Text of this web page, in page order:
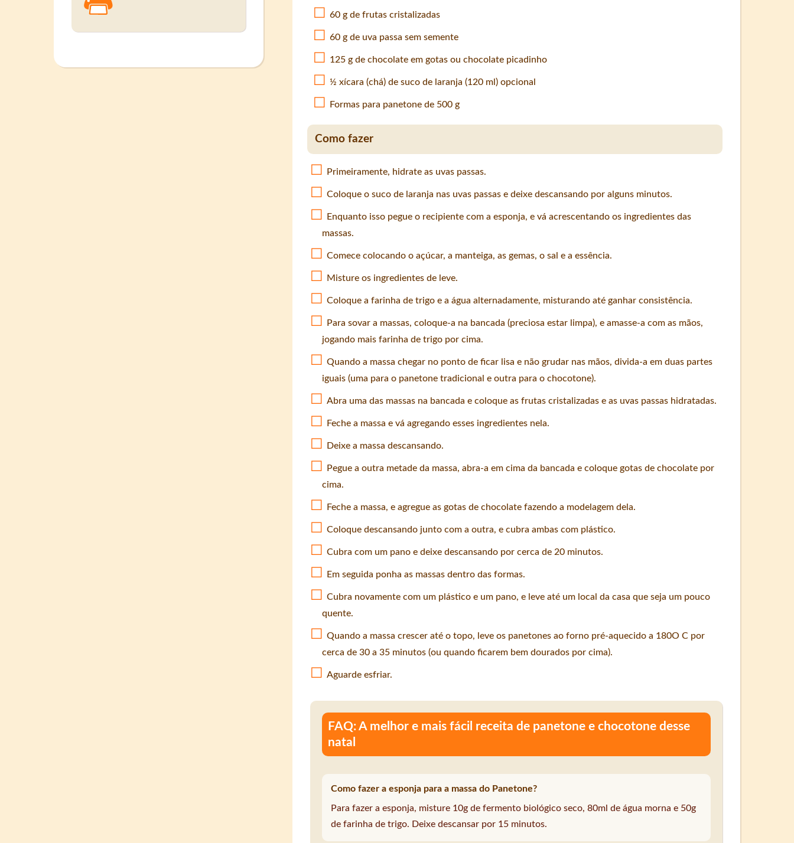
60 g de frutas cristalizadas
60 g de uva passa sem semente
125 g de chocolate em gotas ou chocolate picadinho
½ xícara (chá) de suco de laranja (120 ml) opcional
Formas para panetone de 500 g
Como fazer
Primeiramente, hidrate as uvas passas.
Coloque o suco de laranja nas uvas passas e deixe descansando por alguns minutos.
Enquanto isso pegue o recipiente com a esponja, e vá acrescentando os ingredientes das
massas.
Comece colocando o açúcar, a manteiga, as gemas, o sal e a essência.
Misture os ingredientes de leve.
Coloque a farinha de trigo e a água alternadamente, misturando até ganhar consistência.
Para sovar a massas, coloque-a na bancada (preciosa estar limpa), e amasse-a com as mãos,
jogando mais farinha de trigo por cima.
Quando a massa chegar no ponto de ficar lisa e não grudar nas mãos, divida-a em duas partes
iguais (uma para o panetone tradicional e outra para o chocotone).
Abra uma das massas na bancada e coloque as frutas cristalizadas e as uvas passas hidratadas.
Feche a massa e vá agregando esses ingredientes nela.
Deixe a massa descansando.
Pegue a outra metade da massa, abra-a em cima da bancada e coloque gotas de chocolate por
cima.
Feche a massa, e agregue as gotas de chocolate fazendo a modelagem dela.
Coloque descansando junto com a outra, e cubra ambas com plástico.
Cubra com um pano e deixe descansando por cerca de 20 minutos.
Em seguida ponha as massas dentro das formas.
Cubra novamente com um plástico e um pano, e leve até um local da casa que seja um pouco
quente.
Quando a massa crescer até o topo, leve os panetones ao forno pré-aquecido a 180O C por
cerca de 30 a 35 minutos (ou quando ficarem bem dourados por cima).
Aguarde esfriar.
FAQ: A melhor e mais fácil receita de panetone e chocotone desse
natal
Como fazer a esponja para a massa do Panetone?
Para fazer a esponja, misture 10g de fermento biológico seco, 80ml de água morna e 50g
de farinha de trigo. Deixe descansar por 15 minutos.